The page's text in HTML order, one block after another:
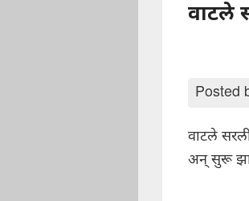
वाटले
Posted
वाटले
अन् सुरू